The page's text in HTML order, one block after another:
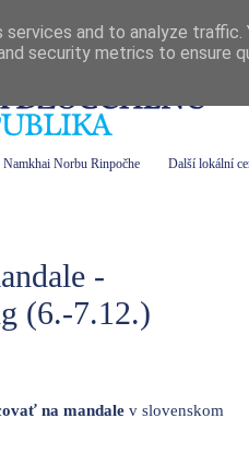
Namkhai Norbu Rinpočhe Další lokální
-
(6.-7.12.)
na mandale v slovenskom
and to analyze traffic.
security metrics to ensure